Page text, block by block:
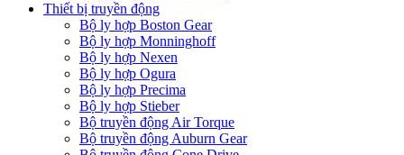
Thiết bị truyền động
Bộ ly hợp Boston Gear
Bộ ly hợp Monninghoff
Bộ ly hợp Nexen
Bộ ly hợp Ogura
Bộ ly hợp Precima
Bộ ly hợp Stieber
Bộ truyền động Air Torque
Bộ truyền động Auburn Gear